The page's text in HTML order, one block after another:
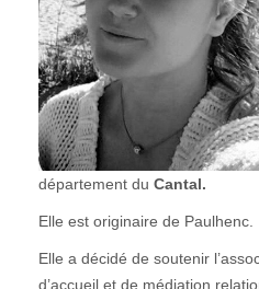
département du Cantal.
Elle est originaire de Paulhenc.
Elle a décidé de soutenir
d’accueil et de médiation